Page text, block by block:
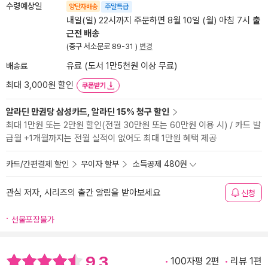
수령예상일 양탄자배송 주말특급
내일(일) 22시까지 주문하면 8월 10일 (월) 아침 7시 출
근전 배송
(중구 서소문로 89-31 ) 변경
배송료
유료 (도서 1만5천원 이상 무료)
최대 3,000원 할인
쿠폰받기
알라딘 만권당 삼성카드, 알라딘 15% 청구 할인
최대 1만원 또는 2만원 할인(전월 30만원 또는 60만원 이용 시) / 카드 발
급월 +1개월까지는 전월 실적이 없어도 최대 1만원 혜택 제공
카드/간편결제 할인 무이자 할부 소득공제 480원
관심 저자, 시리즈의 출간 알림을 받아보세요 신청
선물포장불가
100자평 2편 리뷰 1편